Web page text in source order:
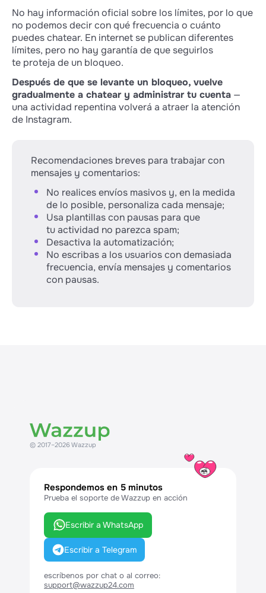
No hay información oficial sobre los límites, por lo que
no podemos decir con qué frecuencia o cuánto
puedes chatear. En internet se publican diferentes
límites, pero no hay garantía de que seguirlos
te proteja de un bloqueo.
Después de que se levante un bloqueo, vuelve
gradualmente a chatear y administrar tu cuenta —
una actividad repentina volverá a atraer la atención
de Instagram.
Recomendaciones breves para trabajar con
mensajes y comentarios:
No realices envíos masivos y, en la medida
de lo posible, personaliza cada mensaje;
Usa plantillas con pausas para que
tu actividad no parezca spam;
Desactiva la automatización;
No escribas a los usuarios con demasiada
frecuencia, envía mensajes y comentarios
con pausas.
© 2017–2026 Wazzup
Respondemos en 5 minutos
Prueba el soporte de Wazzup en acción
Escribir a WhatsApp
Escribir a Telegram
escríbenos por chat o al correo:
support@wazzup24.com